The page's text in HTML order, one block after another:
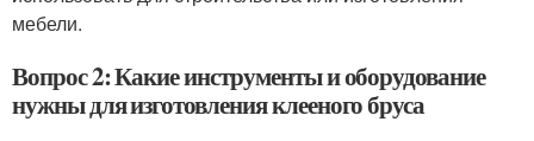
мебели.
Вопрос 2: Какие инструменты и оборудование
нужны для изготовления клееного бруса